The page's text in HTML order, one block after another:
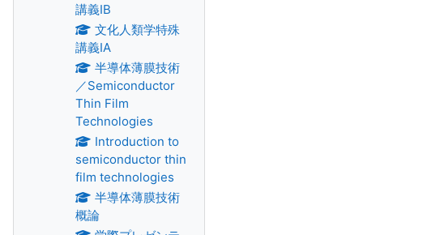
講義IB
文化人類学特殊
講義IA
半導体薄膜技術
／Semiconductor
Thin Film
Technologies
Introduction to
semiconductor thin
film technologies
半導体薄膜技術
概論